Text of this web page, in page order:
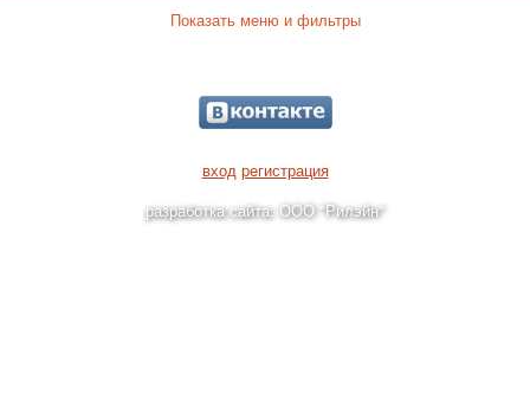
меню и фильтры
вход регистрация
разработка сайта: ООО "Рилэйн"